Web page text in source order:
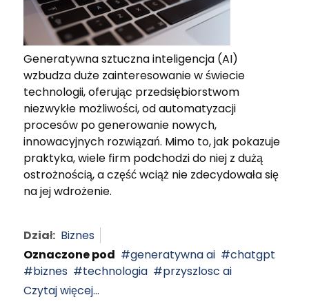
Generatywna sztuczna inteligencja (AI)
wzbudza duże zainteresowanie w świecie
technologii, oferując przedsiębiorstwom
niezwykłe możliwości, od automatyzacji
procesów po generowanie nowych,
innowacyjnych rozwiązań. Mimo to, jak pokazuje
praktyka, wiele firm podchodzi do niej z dużą
ostrożnością, a część wciąż nie zdecydowała się
na jej wdrożenie.
Dział: Biznes
Oznaczone pod
generatywna ai
chatgpt
biznes
technologia
przyszlosc ai
Czytaj więcej...